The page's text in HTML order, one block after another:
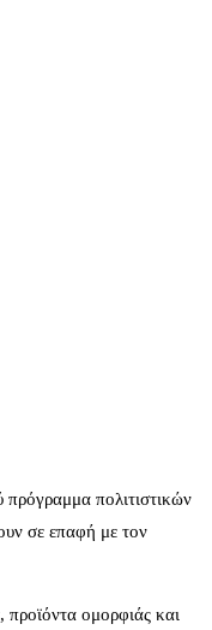
πρόγραμμα πολιτιστικών
σε επαφή με τον
ομορφιάς και